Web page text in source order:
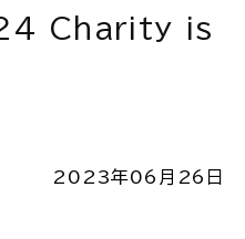
Charity is
2023年06月26日